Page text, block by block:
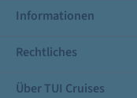
Informationen
Rechtliches
Über TUI Cruises